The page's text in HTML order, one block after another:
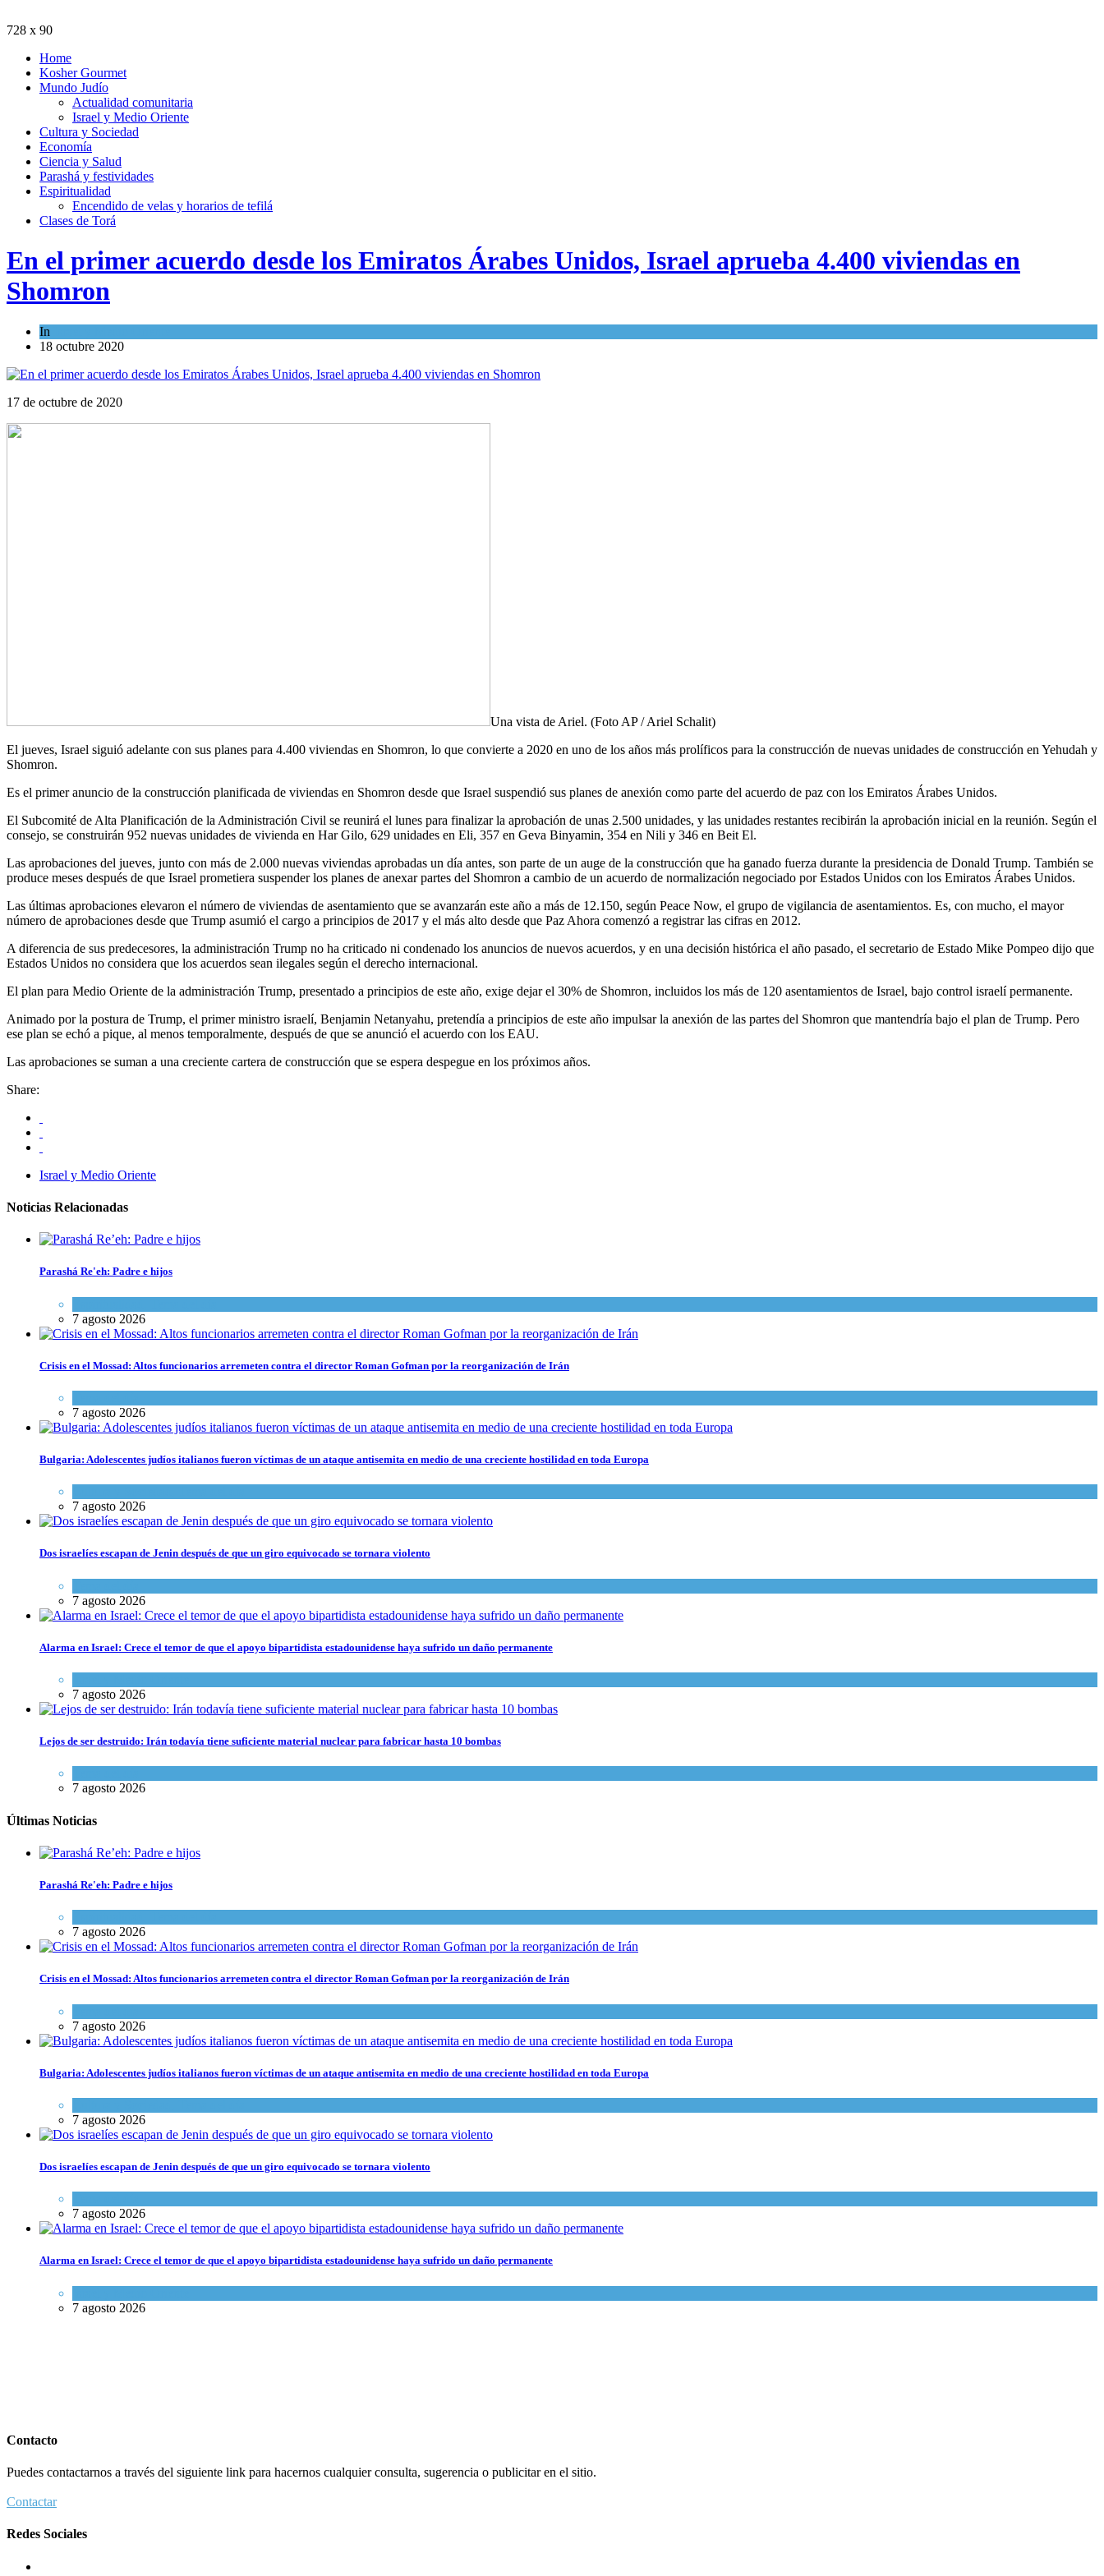
728 x 90
Home
Kosher Gourmet
Mundo Judío
Actualidad comunitaria
Israel y Medio Oriente
Cultura y Sociedad
Economía
Ciencia y Salud
Parashá y festividades
Espiritualidad
Encendido de velas y horarios de tefilá
Clases de Torá
En el primer acuerdo desde los Emiratos Árabes Unidos, Israel aprueba 4.400 viviendas en
Shomron
In
18 octubre 2020
17 de octubre de 2020
Una vista de Ariel. (Foto AP / Ariel Schalit)
El jueves, Israel siguió adelante con sus planes para 4.400 viviendas en Shomron, lo que convierte a 2020 en uno de los años más prolíficos para la construcción de nuevas unidades de construcción en Yehudah y
Shomron.
Es el primer anuncio de la construcción planificada de viviendas en Shomron desde que Israel suspendió sus planes de anexión como parte del acuerdo de paz con los Emiratos Árabes Unidos.
El Subcomité de Alta Planificación de la Administración Civil se reunirá el lunes para finalizar la aprobación de unas 2.500 unidades, y las unidades restantes recibirán la aprobación inicial en la reunión. Según el
consejo, se construirán 952 nuevas unidades de vivienda en Har Gilo, 629 unidades en Eli, 357 en Geva Binyamin, 354 en Nili y 346 en Beit El.
Las aprobaciones del jueves, junto con más de 2.000 nuevas viviendas aprobadas un día antes, son parte de un auge de la construcción que ha ganado fuerza durante la presidencia de Donald Trump. También se
produce meses después de que Israel prometiera suspender los planes de anexar partes del Shomron a cambio de un acuerdo de normalización negociado por Estados Unidos con los Emiratos Árabes Unidos.
Las últimas aprobaciones elevaron el número de viviendas de asentamiento que se avanzarán este año a más de 12.150, según Peace Now, el grupo de vigilancia de asentamientos. Es, con mucho, el mayor
número de aprobaciones desde que Trump asumió el cargo a principios de 2017 y el más alto desde que Paz Ahora comenzó a registrar las cifras en 2012.
A diferencia de sus predecesores, la administración Trump no ha criticado ni condenado los anuncios de nuevos acuerdos, y en una decisión histórica el año pasado, el secretario de Estado Mike Pompeo dijo que
Estados Unidos no considera que los acuerdos sean ilegales según el derecho internacional.
El plan para Medio Oriente de la administración Trump, presentado a principios de este año, exige dejar el 30% de Shomron, incluidos los más de 120 asentamientos de Israel, bajo control israelí permanente.
Animado por la postura de Trump, el primer ministro israelí, Benjamin Netanyahu, pretendía a principios de este año impulsar la anexión de las partes del Shomron que mantendría bajo el plan de Trump. Pero
ese plan se echó a pique, al menos temporalmente, después de que se anunció el acuerdo con los EAU.
Las aprobaciones se suman a una creciente cartera de construcción que se espera despegue en los próximos años.
Share:
Israel y Medio Oriente
Noticias Relacionadas
Parashá Re'eh: Padre e hijos
7 agosto 2026
Crisis en el Mossad: Altos funcionarios arremeten contra el director Roman Gofman por la reorganización de Irán
7 agosto 2026
Bulgaria: Adolescentes judíos italianos fueron víctimas de un ataque antisemita en medio de una creciente hostilidad en toda Europa
7 agosto 2026
Dos israelíes escapan de Jenin después de que un giro equivocado se tornara violento
7 agosto 2026
Alarma en Israel: Crece el temor de que el apoyo bipartidista estadounidense haya sufrido un daño permanente
7 agosto 2026
Lejos de ser destruido: Irán todavía tiene suficiente material nuclear para fabricar hasta 10 bombas
7 agosto 2026
Últimas Noticias
Parashá Re'eh: Padre e hijos
7 agosto 2026
Crisis en el Mossad: Altos funcionarios arremeten contra el director Roman Gofman por la reorganización de Irán
7 agosto 2026
Bulgaria: Adolescentes judíos italianos fueron víctimas de un ataque antisemita en medio de una creciente hostilidad en toda Europa
7 agosto 2026
Dos israelíes escapan de Jenin después de que un giro equivocado se tornara violento
7 agosto 2026
Alarma en Israel: Crece el temor de que el apoyo bipartidista estadounidense haya sufrido un daño permanente
7 agosto 2026
Contacto
Puedes contactarnos a través del siguiente link para hacernos cualquier consulta, sugerencia o publicitar en el sitio.
Contactar
Redes Sociales